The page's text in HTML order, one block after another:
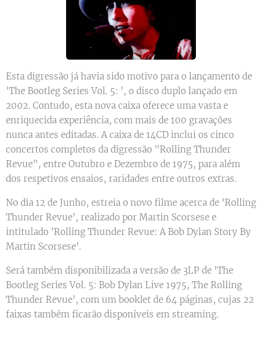
Esta digressão já havia sido motivo para o lançamento de
'The Bootleg Series Vol. 5: ', o disco duplo lançado em
2002. Contudo, esta nova caixa oferece uma vasta e
enriquecida experiência, com mais de 100 gravações
nunca antes editadas. A caixa de 14CD inclui os cinco
concertos completos da digressão "Rolling Thunder
Revue", entre Outubro e Dezembro de 1975, para além
dos respetivos ensaios, raridades entre outros extras.
No dia 12 de Junho, estreia o novo filme acerca de 'Rolling
Thunder Revue', realizado por Martin Scorsese e
intitulado 'Rolling Thunder Revue: A Bob Dylan Story By
Martin Scorsese'.
Será também disponibilizada a versão de 3LP de 'The
Bootleg Series Vol. 5: Bob Dylan Live 1975, The Rolling
Thunder Revue', com um booklet de 64 páginas, cujas 22
faixas também ficarão disponíveis em streaming.